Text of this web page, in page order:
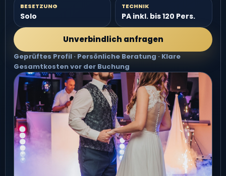
BESETZUNG
Solo
TECHNIK
PA inkl. bis 120 Pers.
Unverbindlich anfragen
Geprüftes Profil · Persönliche Beratung · Klare
Gesamtkosten vor der Buchung